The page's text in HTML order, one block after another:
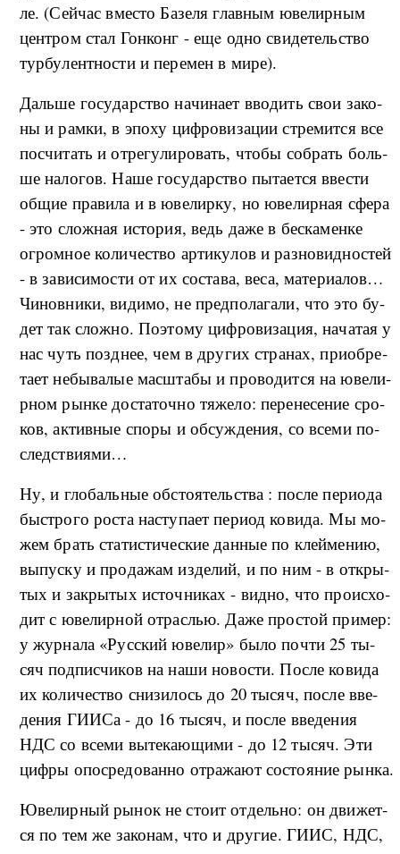
ле. (Сей­час вме­сто Ба­зе­ля глав­ным юве­ли­р­ным
цен­тром стал Гон­конг - ещe од­но сви­де­тель­ство
тур­бу­лен­т­но­сти и пе­ре­мен в ми­ре).
Даль­ше го­су­дар­ство на­чи­на­ет вво­дить свои за­ко­
ны и ра­м­ки, в эпо­ху ци­ф­ро­ви­за­ции стре­ми­т­ся все
по­с­чи­тать и от­ре­гу­ли­ро­вать, что­бы со­брать боль­
ше на­ло­гов. На­ше го­су­дар­ство пы­та­ет­ся вве­сти
об­щие пра­ви­ла и в юве­ли­р­ку, но юве­ли­р­ная сфе­ра
- это сло­ж­ная ис­то­рия, ведь да­же в бес­ка­мен­ке
огро­м­ное ко­ли­че­ство ар­ти­ку­лов и раз­но­вид­но­стей
- в за­ви­си­мо­сти от их со­ста­ва, ве­са, ма­те­ри­а­ло­в…
Чи­но­в­ни­ки, ви­ди­мо, не пред­по­ла­га­ли, что это бу­
дет так сло­ж­но. По­это­му ци­ф­ро­ви­за­ция, на­ча­тая у
нас чуть позд­нее, чем в дру­гих стра­нах, при­об­ре­
та­ет не­бы­ва­лые мас­шта­бы и про­во­ди­т­ся на юве­ли­
р­ном ры­н­ке до­ста­точ­но тя­же­ло: пе­ре­не­се­ние сро­
ков, ак­тив­ные спо­ры и об­су­ж­де­ния, со все­ми по­
след­стви­я­ми…
Ну, и гло­баль­ные об­сто­я­тель­ства : по­с­ле пе­ри­о­да
быст­ро­го ро­ста на­сту­па­ет пе­ри­од ко­ви­да. Мы мо­
жем брать ста­ти­сти­че­ские дан­ные по клей­ме­нию,
вы­пус­ку и про­да­жам из­де­лий, и по ним - в от­кры­
тых и за­кры­тых ис­точ­ни­ках - вид­но, что про­ис­хо­
дит с юве­ли­р­ной от­рас­лью. Да­же про­стой при­мер:
у жур­на­ла «Рус­ский юве­лир» бы­ло по­чти 25 ты­
сяч под­пис­чи­ков на на­ши но­во­сти. По­с­ле ко­ви­да
их ко­ли­че­ство сни­зи­лось до 20 ты­сяч, по­с­ле вве­
де­ния ГИИСа - до 16 ты­сяч, и по­с­ле вве­де­ния
НДС со все­ми вы­те­ка­ю­щи­ми - до 12 ты­сяч. Эти
ци­ф­ры опо­сре­до­ван­но от­ра­жа­ют со­сто­я­ние ры­н­ка.
Юве­ли­р­ный ры­нок не сто­ит от­дель­но: он дви­жет­
ся по тем же за­ко­нам, что и дру­гие. ГИИС, НДС,